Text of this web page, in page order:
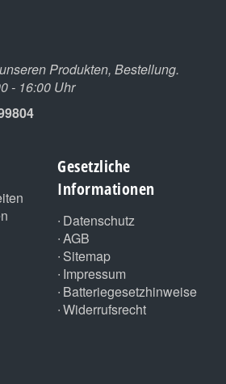
Produkten, Bestellung.
- 16:00 Uhr
Gesetzliche
Informationen
Datenschutz
AGB
Sitemap
Impressum
Batteriegesetzhinweise
Widerrufsrecht